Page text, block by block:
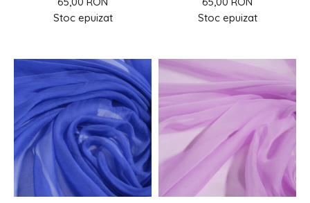
Stoc epuizat
Stoc epuizat